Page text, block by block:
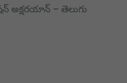
– తెలుగు